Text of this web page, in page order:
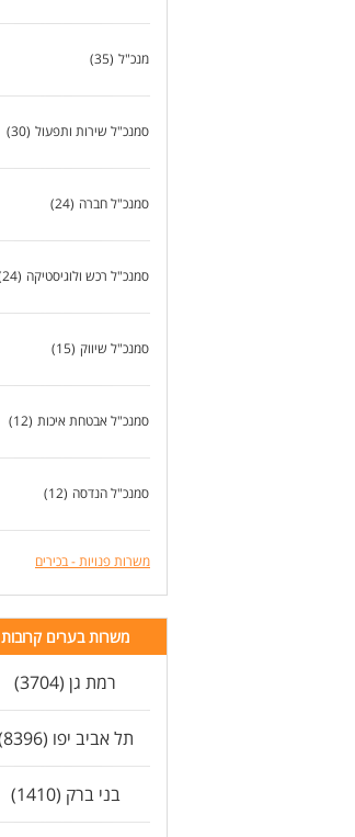
מנכ"ל (35)
סמנכ"ל שירות ותפעול (30)
סמנכ"ל חברה (24)
סמנכ"ל רכש ולוגיסטיקה (24)
סמנכ"ל שיווק (15)
סמנכ"ל אבטחת איכות (12)
סמנכ"ל הנדסה (12)
משרות פנויות - בכירים
משרות בערים קרובות
רמת גן (3704)
תל אביב יפו (8396)
בני ברק (1410)